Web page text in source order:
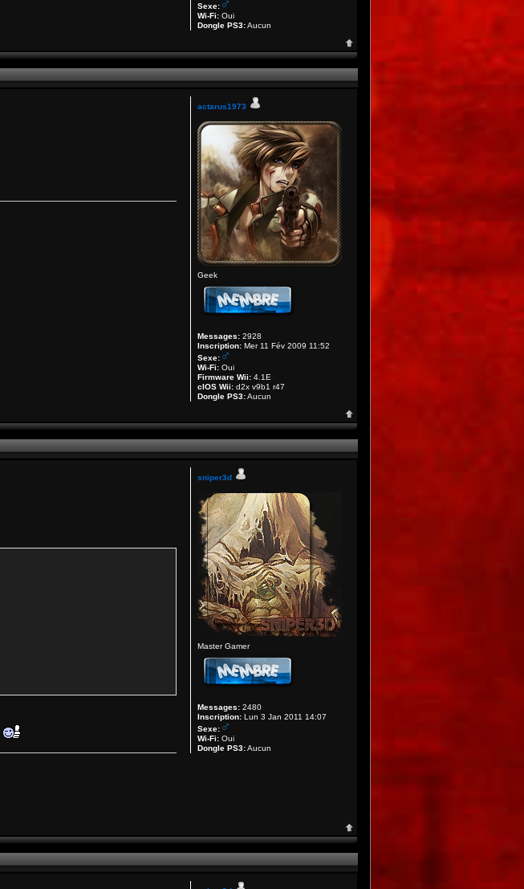
Sexe:
Wi-Fi: Oui
Dongle PS3:Aucun
actarus1973
Geek
Messages: 2928
Inscription: Mer 11 Fév 2009 11:52
Sexe:
Wi-Fi: Oui
Firmware Wii: 4.1E
cIOS Wii: d2x v9b1 r47
Dongle PS3:Aucun
sniper3d
Master Gamer
Messages: 2480
Inscription: Lun 3 Jan 2011 14:07
Sexe:
Wi-Fi: Oui
Dongle PS3:Aucun